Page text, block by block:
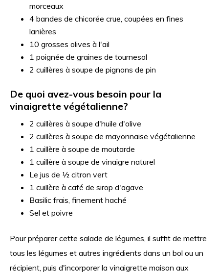
morceaux
4 bandes de chicorée crue, coupées en fines
lanières
10 grosses olives à l'ail
1 poignée de graines de tournesol
2 cuillères à soupe de pignons de pin
De quoi avez-vous besoin pour la
vinaigrette végétalienne?
2 cuillères à soupe d'huile d'olive
2 cuillères à soupe de mayonnaise végétalienne
1 cuillère à soupe de moutarde
1 cuillère à soupe de vinaigre naturel
Le jus de ½ citron vert
1 cuillère à café de sirop d'agave
Basilic frais, finement haché
Sel et poivre
Pour préparer cette salade de légumes, il suffit de mettre
tous les légumes et autres ingrédients dans un bol ou un
récipient, puis d'incorporer la vinaigrette maison aux